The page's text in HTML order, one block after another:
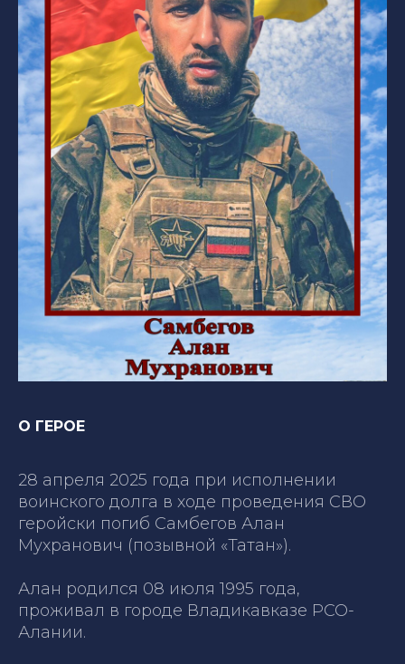
О ГЕРОЕ
28 апреля 2025 года при исполнении
воинского долга в ходе проведения СВО
геройски погиб Самбегов Алан
Мухранович (позывной «Татан»).
Алан родился 08 июля 1995 года,
проживал в городе Владикавказе РСО-
Алании.